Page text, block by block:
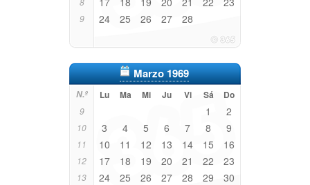
9 24 25 26 27 28
Marzo 1969
N.º Lu Ma Mi Ju Vi Sá Do
9 1 2
10 3 4 5 6 7 8 9
11 10 11 12 13 14 15 16
12 17 18 19 20 21 22 23
13 24 25 26 27 28 29 30